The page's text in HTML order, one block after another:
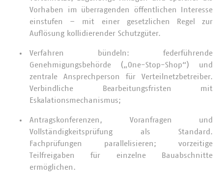
Vorhaben im überragenden öffentlichen Interesse
einstufen – mit einer gesetzlichen Regel zur
Auflösung kollidierender Schutzgüter.
Verfahren bündeln: federführende
Genehmigungsbehörde („One-Stop-Shop“) und
zentrale Ansprechperson für Verteilnetzbetreiber.
Verbindliche Bearbeitungsfristen mit
Eskalationsmechanismus;
Antragskonferenzen, Voranfragen und
Vollständigkeitsprüfung als Standard.
Fachprüfungen parallelisieren; vorzeitige
Teilfreigaben für einzelne Bauabschnitte
ermöglichen.